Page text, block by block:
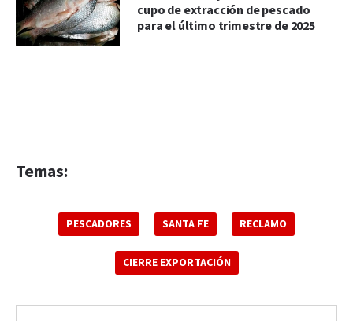
cupo de extracción de pescado
para el último trimestre de 2025
Temas:
PESCADORES SANTA FE RECLAMO
CIERRE EXPORTACIÓN